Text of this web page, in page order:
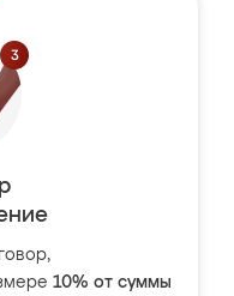
10% от суммы